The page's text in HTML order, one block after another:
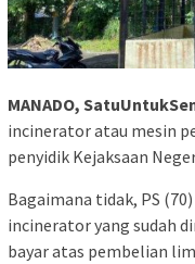
MANADO,
incinerator atau mesin
penyidik Kejaksaan
Bagaimana tidak, PS
incinerator yang sudah
bayar atas pembelian